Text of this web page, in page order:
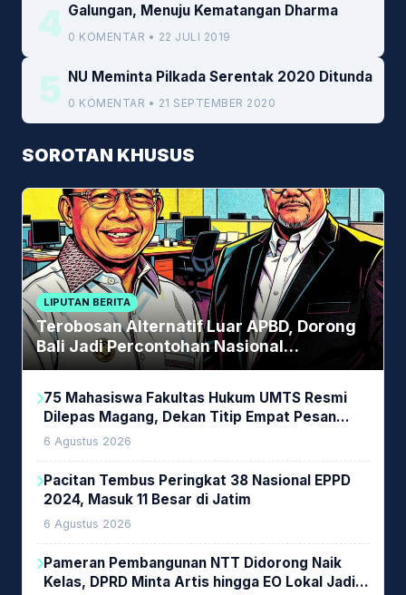
4 Galungan, Menuju Kematangan Dharma
0 KOMENTAR • 22 JULI 2019
5 NU Meminta Pilkada Serentak 2020 Ditunda
0 KOMENTAR • 21 SEPTEMBER 2020
SOROTAN KHUSUS
LIPUTAN BERITA
Terobosan Alternatif Luar APBD, Dorong
Bali Jadi Percontohan Nasional
Pembiayaan Daerah
75 Mahasiswa Fakultas Hukum UMTS Resmi
Dilepas Magang, Dekan Titip Empat Pesan
Penting
6 Agustus 2026
Pacitan Tembus Peringkat 38 Nasional EPPD
2024, Masuk 11 Besar di Jatim
6 Agustus 2026
Pameran Pembangunan NTT Didorong Naik
Kelas, DPRD Minta Artis hingga EO Lokal Jadi